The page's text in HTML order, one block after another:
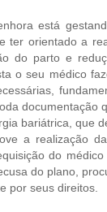
está
ter orientado a
do parto e
o seu médico
documentação
bariátrica, que
a realização
do
do plano,
por seus direitos.